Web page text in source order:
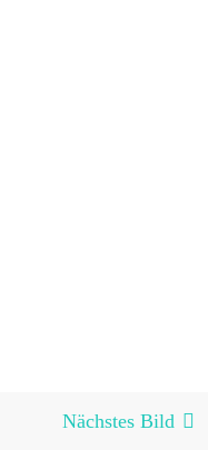
Nächstes Bild